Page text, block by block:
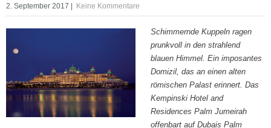
2. September 2017 Keine Kommentare
Schimmernde Kuppeln ragen
prunkvoll in den strahlend
blauen Himmel. Ein imposantes
Domizil, das an einen alten
römischen Palast erinnert. Das
Kempinski Hotel and
Residences Palm Jumeirah
offenbart auf Dubais Palm